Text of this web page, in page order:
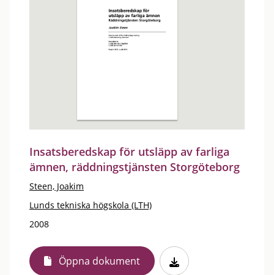
Insatsberedskap för utsläpp av farliga
ämnen, räddningstjänsten Storgöteborg
Steen, Joakim
Lunds tekniska högskola (LTH)
2008
Öppna dokument